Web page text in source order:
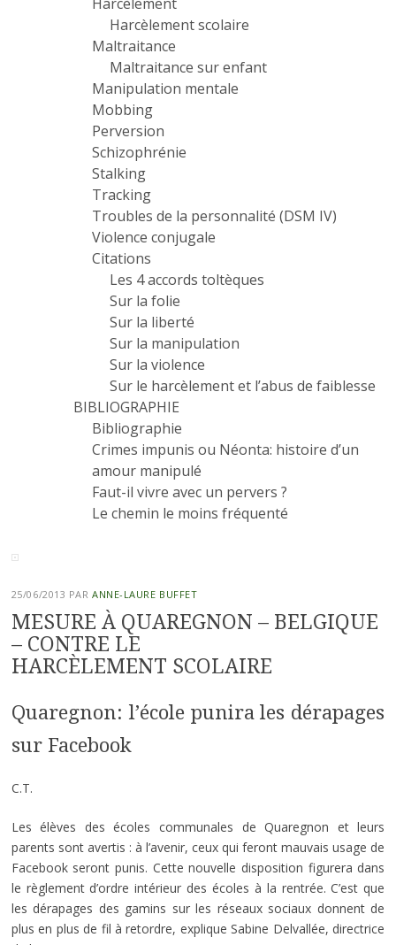
Harcèlement scolaire
Maltraitance
Maltraitance sur enfant
Manipulation mentale
Mobbing
Perversion
Schizophrénie
Stalking
Tracking
Troubles de la personnalité (DSM IV)
Violence conjugale
Citations
Les 4 accords toltèques
Sur la folie
Sur la liberté
Sur la manipulation
Sur la violence
Sur le harcèlement et l’abus de faiblesse
BIBLIOGRAPHIE
Bibliographie
Crimes impunis ou Néonta: histoire d’un
amour manipulé
Faut-il vivre avec un pervers ?
Le chemin le moins fréquenté
25/06/2013 PARANNE-LAURE BUFFET
MESURE À QUAREGNON – BELGIQUE
– CONTRE LE
HARCÈLEMENT SCOLAIRE
Quaregnon: l’école punira les dérapages
sur Facebook
C.T.
Les élèves des écoles communales de Quaregnon et leurs
parents sont avertis : à l’avenir, ceux qui feront mauvais usage de
Facebook seront punis. Cette nouvelle disposition figurera dans
le règlement d’ordre intérieur des écoles à la rentrée. C’est que
les dérapages des gamins sur les réseaux sociaux donnent de
plus en plus de fil à retordre, explique Sabine Delvallée, directrice